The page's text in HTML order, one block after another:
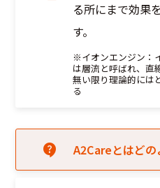
る所にまで効果
す。
※イオンエンジン：
は層流と呼ばれ、直
無い限り理論的には
る
A2Careとはどの